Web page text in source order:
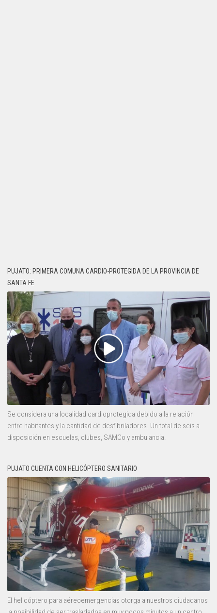
PUJATO: PRIMERA COMUNA CARDIO-PROTEGIDA DE LA PROVINCIA DE
SANTA FE
Se considera una localidad cardioprotegida debido a la relación
entre habitantes y la cantidad de desfibriladores. Un total de seis a
disposición en escuelas, clubes, SAMCo y ambulancia.
PUJATO CUENTA CON HELICÓPTERO SANITARIO
El helicóptero para aéreoemergencias otorga a nuestros ciudadanos